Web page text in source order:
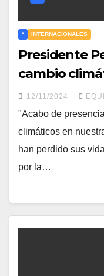
* INTERNACIONALES
Presidente
cambio
12/11/2024
"Acabo de
climáticos en
han perdido sus
por la…